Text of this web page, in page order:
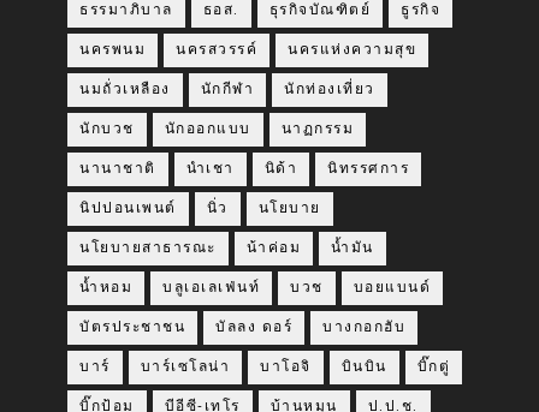
ธรรมาภิบาล ธอส. ธุรกิจบัณฑิตย์ ธูรกิจ
นครพนม นครสวรรค์ นครแห่งความสุข
นมถั่วเหลือง นักกีฬา นักท่องเที่ยว
นักบวช นักออกแบบ นาฏกรรม
นานาชาติ นำเชา นิด้า นิทรรศการ
นิปปอนเพนต์ นิ่ว นโยบาย
นโยบายสาธารณะ น้าค่อม น้ำมัน
น้ำหอม บลูเอเลเฟ่นท์ บวช บอยแบนด์
บัตรประชาชน บัลลง ดอร์ บางกอกฮับ
บาร์ บาร์เซโลน่า บาโอจิ บินบิน บิ๊กตู่
บิ๊กป้อม บีอีซี-เทโร บ้านหมุน ป.ป.ช.